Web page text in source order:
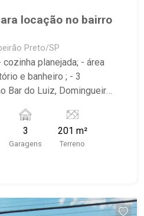
locação no bairro
Preto/SP
planejada; - área
e banheiro ; - 3
Bar do Luiz, Domingueira
3
Garagens
201 m²
Terreno